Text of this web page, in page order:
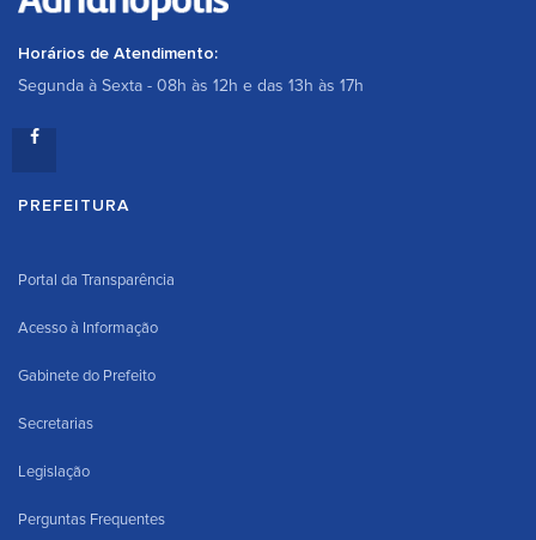
Horários de Atendimento:
Segunda à Sexta - 08h às 12h e das 13h às 17h
PREFEITURA
Portal da Transparência
Acesso à Informação
Gabinete do Prefeito
Secretarias
Legislação
Perguntas Frequentes